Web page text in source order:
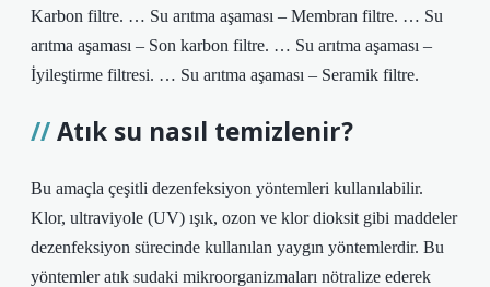
Karbon filtre. … Su arıtma aşaması – Membran filtre. … Su
arıtma aşaması – Son karbon filtre. … Su arıtma aşaması –
İyileştirme filtresi. … Su arıtma aşaması – Seramik filtre.
Atık su nasıl temizlenir?
Bu amaçla çeşitli dezenfeksiyon yöntemleri kullanılabilir.
Klor, ultraviyole (UV) ışık, ozon ve klor dioksit gibi maddeler
dezenfeksiyon sürecinde kullanılan yaygın yöntemlerdir. Bu
yöntemler atık sudaki mikroorganizmaları nötralize ederek